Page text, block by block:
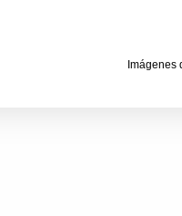
Imágenes